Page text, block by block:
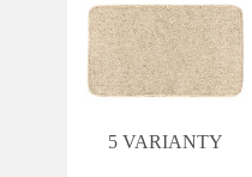
5 VARIANTY